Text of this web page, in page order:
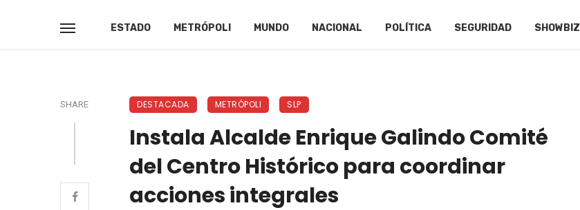
ESTADO METRÓPOLI MUNDO NACIONAL POLÍTICA SEGURIDAD SHOWBIZ
SHARE DESTACADA METRÓPOLI SLP
Instala Alcalde Enrique Galindo Comité
del Centro Histórico para coordinar
acciones integrales